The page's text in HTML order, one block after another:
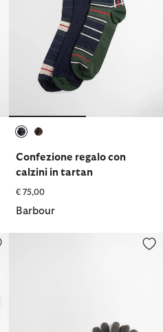
Confezione regalo con
calzini in tartan
€ 75,00
Barbour
Fleck
Set regalo con guanti e